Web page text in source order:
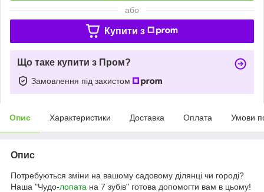
або
Купити з
Що таке купити з Пром?
Замовлення під захистом
Опис Характеристики Доставка Оплата Умови
Опис
Потребуються зміни на вашому садовому ділянці чи городі?
Наша "Чудо-лопата на 7 зубів" готова допомогти вам в цьому!